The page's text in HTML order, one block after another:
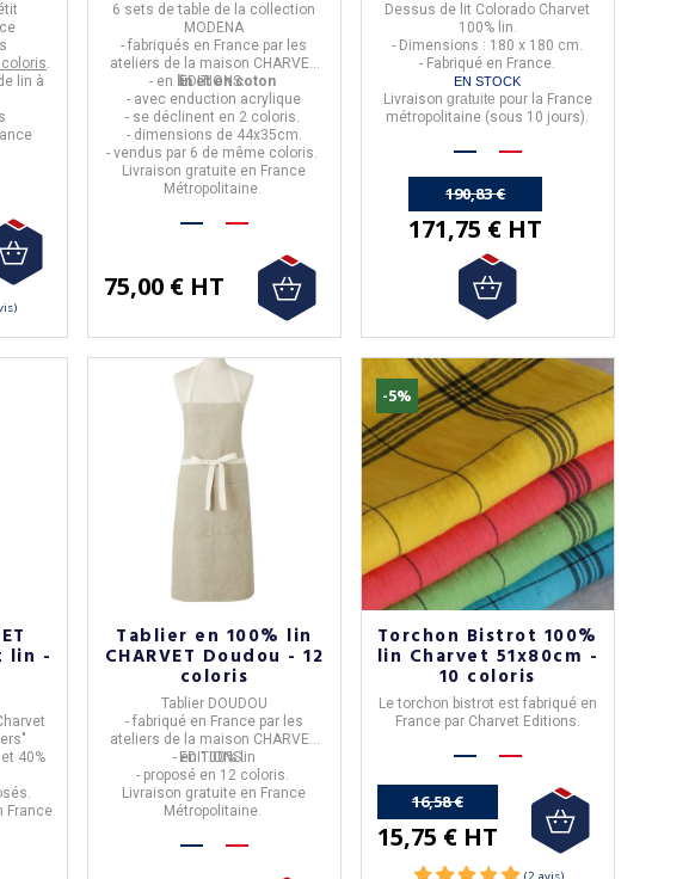
.
lin à
6 sets de table de la collection
MODENA
- fabriqués en France par les
ateliers de la maison CHARVET
EDITIONS.
- en lin et en coton
- avec enduction acrylique
- se déclinent en 2 coloris.
- dimensions de44x35cm.
- vendus par 6 de même coloris.
Livraison gratuite en France
Métropolitaine.
75,00 € HT
Dessus de lit Colorado Charvet
100% lin.
- Dimensions : 180 x 180 cm.
- Fabriqué en France.
EN STOCK
Livraison gratuite pour la France
métropolitaine (sous 10 jours).
190,83 €
171,75 € HT
lin -
40%
France
Tablier en 100% lin
CHARVET Doudou - 12
coloris
Tablier DOUDOU
- fabriqué en Francepar les
ateliers de la maison CHARVET
EDITIONS.
- en 100% lin
- proposé en 12 coloris.
Livraison gratuite en France
Métropolitaine.
-5%
Torchon Bistrot 100%
lin Charvet 51x80cm -
10 coloris
Le torchon bistrot est fabriqué en
Francepar Charvet Editions.
dimensions
51x80cm.
Livraison offerte, en
France Métropolitaine, à
partir de 50€ d'achat
16,58 €
15,75 € HT